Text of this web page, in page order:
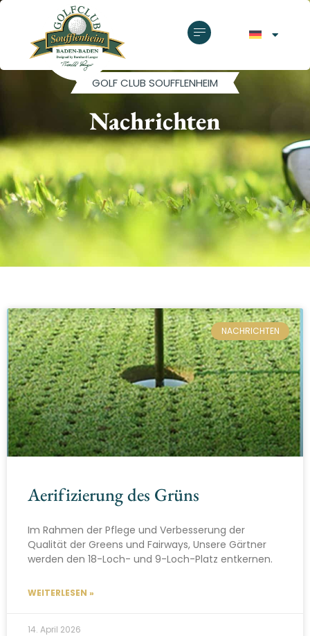
GOLF CLUB SOUFFLENHEIM
Nachrichten
NACHRICHTEN
Aerifizierung des Grüns
Im Rahmen der Pflege und Verbesserung der
Qualität der Greens und Fairways, Unsere Gärtner
werden den 18-Loch- und 9-Loch-Platz entkernen.
WEITERLESEN »
14. April 2026